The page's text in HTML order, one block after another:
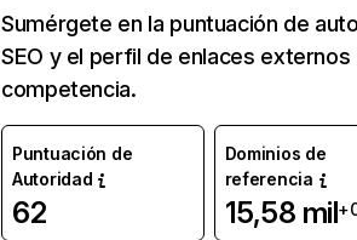
Sumérgete en la puntuación de
SEO y el perfil de enlaces externos
competencia.
Puntuación de
Autoridad
62
Dominios de
referencia
15,58 mil